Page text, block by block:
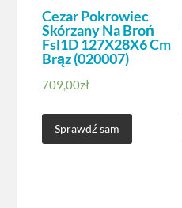
Cezar Pokrowiec
Skórzany Na Broń
Fsl1D 127X28X6 Cm
Brąz (020007)
709,00zł
Sprawdź sam